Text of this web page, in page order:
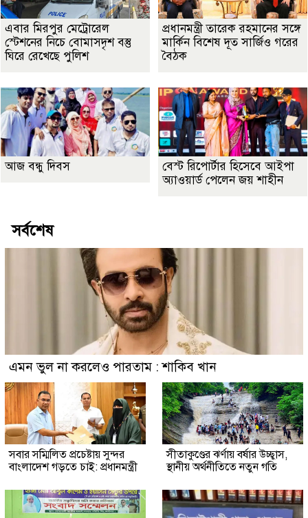
এবার মিরপুর মেট্রোরেল
স্টেশনের নিচে বোমাসদৃশ বস্তু
ঘিরে রেখেছে পুলিশ
প্রধানমন্ত্রী তারেক রহমানের সঙ্গে
মার্কিন বিশেষ দূত সার্জিও গরের
বৈঠক
আজ বন্ধু দিবস
বেস্ট রিপোর্টার হিসেবে আইপা
অ্যাওয়ার্ড পেলেন জয় শাহীন
সর্বশেষ
এমন ভুল না করলেও পারতাম : শাকিব খান
সবার সম্মিলিত প্রচেষ্টায় সুন্দর
বাংলাদেশ গড়তে চাই: প্রধানমন্ত্রী
সীতাকুণ্ডের ঝর্ণায় বর্ষার উচ্ছ্বাস,
স্থানীয় অর্থনীতিতে নতুন গতি